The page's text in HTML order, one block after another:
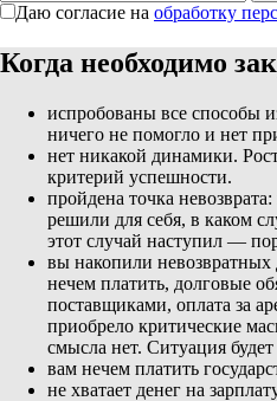
Даю согласие на обработку
Когда необходимо
испробованы все способы
ничего не помогло и нет
нет никакой динамики.
критерий успешности.
пройдена точка
решили для себя, в каком
этот случай наступил —
вы накопили
нечем платить, долговые
поставщиками, оплата за
приобрело критические
смысла нет. Ситуация будет
вам нечем платить
не хватает денег на